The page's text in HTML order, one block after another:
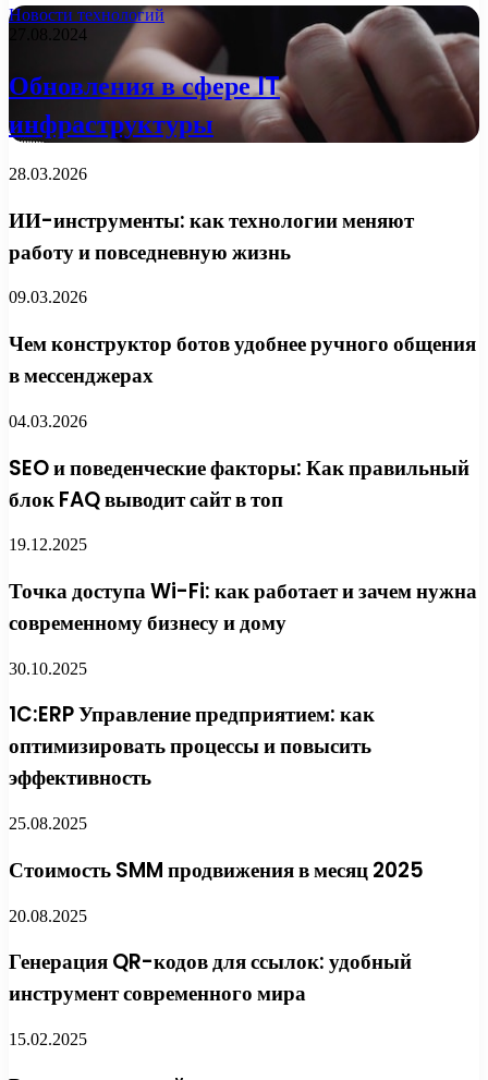
Новости технологий
27.08.2024
Обновления в сфере IT
инфраструктуры
28.03.2026
ИИ-инструменты: как технологии меняют
работу и повседневную жизнь
09.03.2026
Чем конструктор ботов удобнее ручного общения
в мессенджерах
04.03.2026
SEO и поведенческие факторы: Как правильный
блок FAQ выводит сайт в топ
19.12.2025
Точка доступа Wi-Fi: как работает и зачем нужна
современному бизнесу и дому
30.10.2025
1C:ERP Управление предприятием: как
оптимизировать процессы и повысить
эффективность
25.08.2025
Стоимость SMM продвижения в месяц 2025
20.08.2025
Генерация QR-кодов для ссылок: удобный
инструмент современного мира
15.02.2025